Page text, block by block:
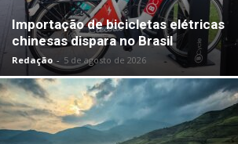
Importação de bicicletas elétricas
chinesas dispara no Brasil
Redação - 5 de agosto de 2026